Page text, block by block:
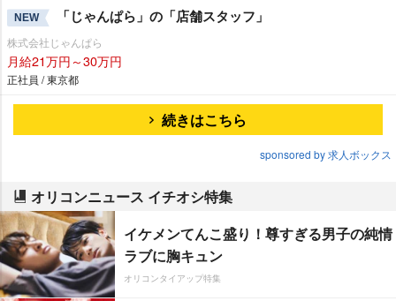
NEW 「じゃんぱら」の「店舗スタッフ」
株式会社じゃんぱら
月給21万円～30万円
正社員 / 東京都
続きはこちら
sponsored by 求人ボックス
オリコンニュース イチオシ特集
イケメンてんこ盛り！尊すぎる男子の純情
ラブに胸キュン
オリコンタイアップ特集